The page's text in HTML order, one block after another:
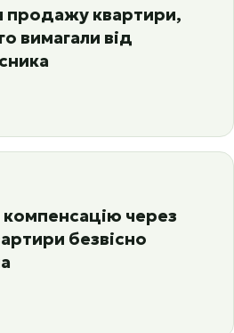
продажу квартири,
вимагали від
компенсацію через
безвісно